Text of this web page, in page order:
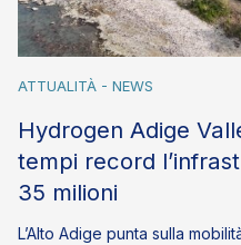
ATTUALITÀ - NEWS
Hydrogen Adige
tempi record
35 milioni
L’Alto Adige punta sulla